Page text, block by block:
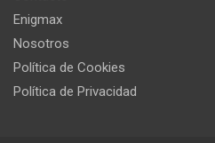
Enigmax
Nosotros
Política de Cookies
Política de Privacidad